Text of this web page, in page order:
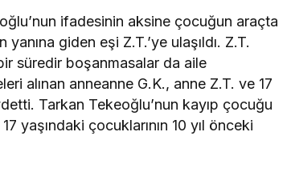
ifadesinin aksine çocuğun araçta
giden eşi Z.T.’ye ulaşıldı. Z.T.
süredir boşanmasalar da aile
alınan anneanne G.K., anne Z.T. ve 17
Tarkan Tekeoğlu’nun kayıp çocuğu
yaşındaki çocuklarının 10 yıl önceki